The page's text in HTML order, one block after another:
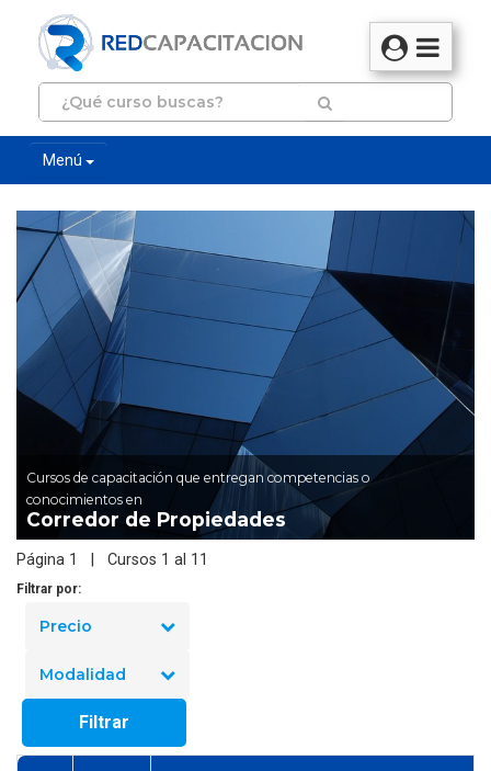
Menú
Cursos de capacitación que entregan competencias o
conocimientos en
Corredor de Propiedades
Página 1 | Cursos 1 al 11
Filtrar por:
Precio
Modalidad
Filtrar